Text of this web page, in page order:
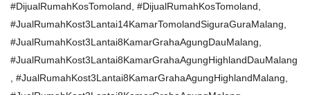
#DijualRumahKosTomoland, #DijualRumahKosTomoland,
#JualRumahKost3Lantai14KamarTomolandSiguraGuraMalang,
#JualRumahKost3Lantai8KamarGrahaAgungDauMalang,
#JualRumahKost3Lantai8KamarGrahaAgungHighlandDauMalang
, #JualRumahKost3Lantai8KamarGrahaAgungHighlandMalang,